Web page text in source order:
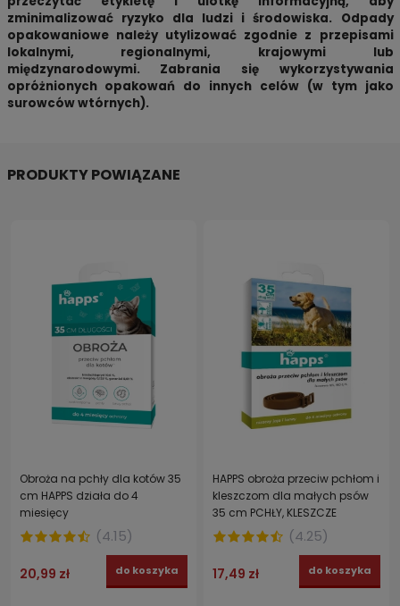
zminimalizować ryzyko dla ludzi i środowiska. Odpady
opakowaniowe należy utylizować zgodnie z przepisami
lokalnymi, regionalnymi, krajowymi lub
międzynarodowymi. Zabrania się wykorzystywania
opróżnionych opakowań do innych celów (w tym jako
surowców wtórnych).
PRODUKTY POWIĄZANE
Obroża na pchły dla kotów 35
cm HAPPS działa do 4
miesięcy
(4.15)
20,99 zł do koszyka
HAPPS obroża przeciw pchłom i
kleszczom dla małych psów
35 cm PCHŁY, KLESZCZE
(4.25)
17,49 zł do koszyka